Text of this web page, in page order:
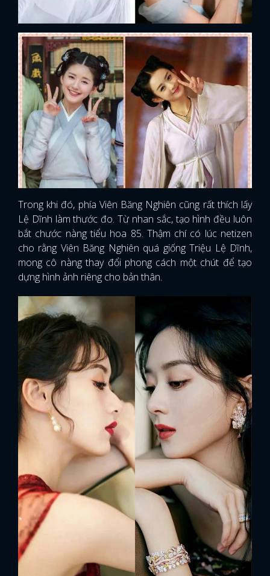
Trong khi đó, phía Viên Băng Nghiên cũng rất thích lấy
Lệ Dĩnh làm thước đo. Từ nhan sắc, tạo hình đều luôn
bắt chước nàng tiểu hoa 85. Thậm chí có lúc netizen
cho rằng Viên Băng Nghiên quá giống Triệu Lệ Dĩnh,
mong cô nàng thay đổi phong cách một chút để tạo
dựng hình ảnh riêng cho bản thân.